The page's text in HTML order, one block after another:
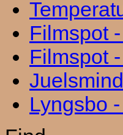
Filmspot
Filmspot
Lyngsbo